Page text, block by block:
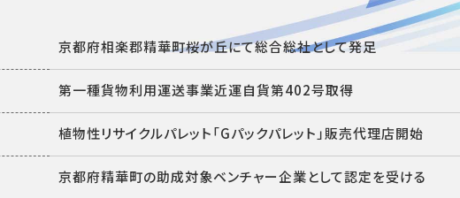
京都府相楽郡精華町桜が丘にて総合総社として発足
第一種貨物利用運送事業近運自貨第402号取得
植物性リサイクルパレット「Gパックパレット」販売代理店開始
京都府精華町の助成対象ベンチャー企業として認定を受ける